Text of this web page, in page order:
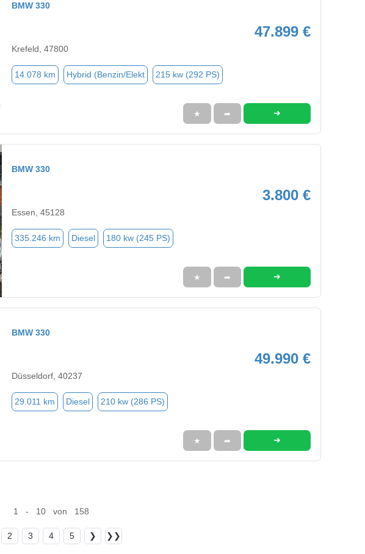
BMW 330
47.899 €
Krefeld, 47800
14.078 km Hybrid (Benzin/Elekt 215 kw (292 PS)
★ ➦ ➜
BMW 330
3.800 €
Essen, 45128
335.246 km Diesel 180 kw (245 PS)
★ ➦ ➜
BMW 330
49.990 €
Düsseldorf, 40237
29.011 km Diesel 210 kw (286 PS)
★ ➦ ➜
1 - 10 von 158
2 3 4 5 ❯ ❯❯